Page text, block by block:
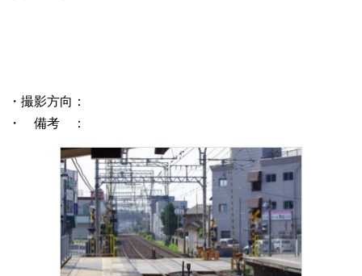
・撮影方向：
・ 備考 ：